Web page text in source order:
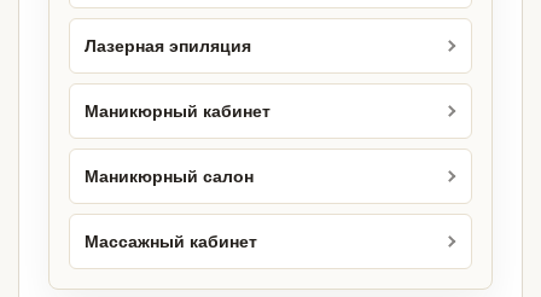
Лазерная эпиляция
Маникюрный кабинет
Маникюрный салон
Массажный кабинет